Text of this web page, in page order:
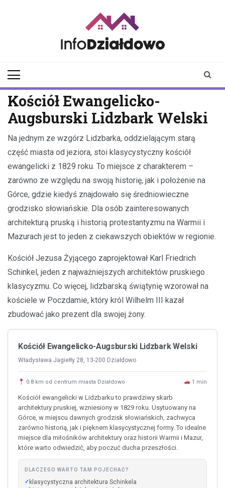
Kościół Ewangelicko-
Augsburski Lidzbark Welski
Na jednym ze wzgórz Lidzbarka, oddzielającym starą
część miasta od jeziora, stoi klasycystyczny kościół
ewangelicki z 1829 roku. To miejsce z charakterem –
zarówno ze względu na swoją historię, jak i położenie na
Górce, gdzie kiedyś znajdowało się średniowieczne
grodzisko słowiańskie. Dla osób zainteresowanych
architekturą pruską i historią protestantyzmu na Warmii i
Mazurach jest to jeden z ciekawszych obiektów w regionie.
Kościół Jezusa Żyjącego zaprojektował Karl Friedrich
Schinkel, jeden z najważniejszych architektów pruskiego
klasycyzmu. Co więcej, lidzbarską świątynię wzorował na
kościele w Poczdamie, który król Wilhelm III kazał
zbudować jako prezent dla swojej żony.
Kościół Ewangelicko-Augsburski Lidzbark Welski
Władysława Jagiełły 28, 13-200 Działdowo
0.8 km od centrum miasta Działdowo 1 min
Kościół ewangelicki w Lidzbarku to prawdziwy skarb
architektury pruskiej, wzniesiony w 1829 roku. Usytuowany na
Górce, w miejscu dawnych grodzisk słowiańskich, zachwyca
zarówno historią, jak i pięknem klasycystycznej formy. To idealne
miejsce dla miłośników architektury oraz historii Warmii i Mazur,
które warto odwiedzić, aby poczuć ducha przeszłości.
DLACZEGO WARTO TAM POJECHAĆ?
klasycystyczna architektura Schinkela